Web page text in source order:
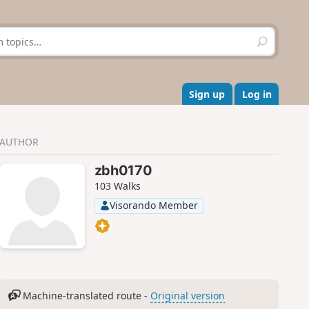
S
e
r
c
h
Sign up Log in
AUTHOR
zbh0170
103 Walks
Visorando Member
Machine-translated route - Original version